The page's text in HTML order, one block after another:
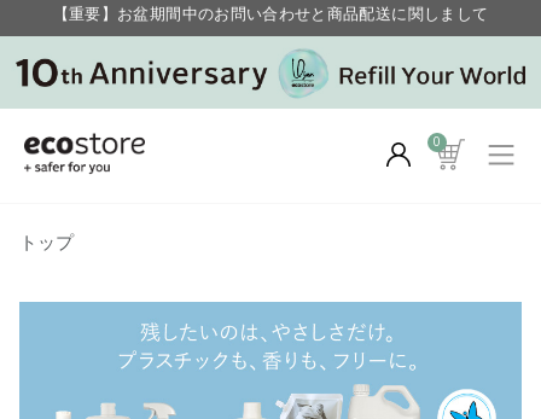
毎月お得にポイントが貯まる！ “月のポイントアップデー”
【重要】お盆期間中のお問い合わせと商品配送に関しまして
毎月お得にポイントが貯まる！ “月のポイントアップデー”
0
トップ